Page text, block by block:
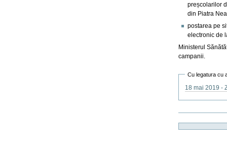
preșcolarilor
din Piatra
postarea pe
electronic de
Ministerul
campanii.
Cu legatura cu
18 mai 2019 -
document